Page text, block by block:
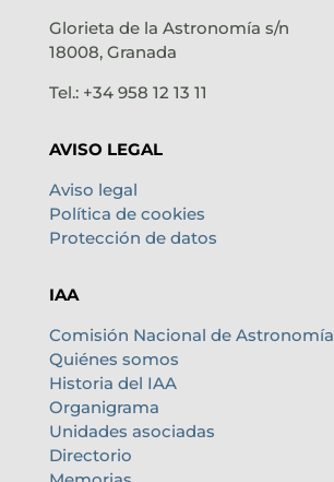
Glorieta de la Astronomía s/n
18008, Granada
Tel.: +34 958 12 13 11
AVISO LEGAL
Aviso legal
Política de cookies
Protección de datos
IAA
Comisión Nacional de Astronomía
Quiénes somos
Historia del IAA
Organigrama
Unidades asociadas
Directorio